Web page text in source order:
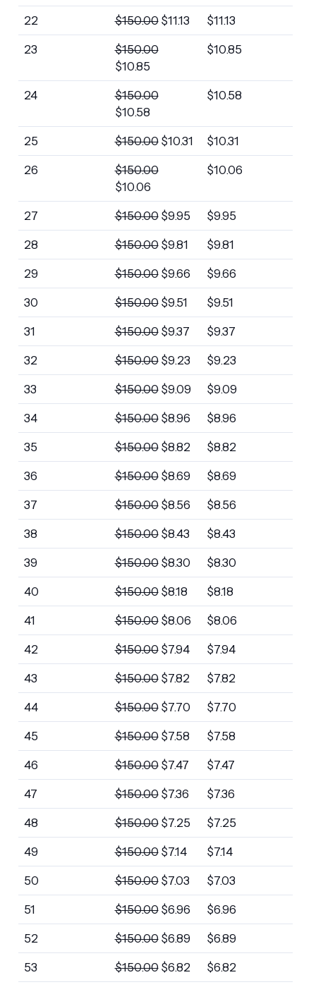
22 $150.00 $11.13 $11.13
23 $150.00
$10.85
$10.85
24 $150.00
$10.58
$10.58
25 $150.00 $10.31 $10.31
26 $150.00
$10.06
$10.06
27 $150.00 $9.95 $9.95
28 $150.00 $9.81 $9.81
29 $150.00 $9.66 $9.66
30 $150.00 $9.51 $9.51
31 $150.00 $9.37 $9.37
32 $150.00 $9.23 $9.23
33 $150.00 $9.09 $9.09
34 $150.00 $8.96 $8.96
35 $150.00 $8.82 $8.82
36 $150.00 $8.69 $8.69
37 $150.00 $8.56 $8.56
38 $150.00 $8.43 $8.43
39 $150.00 $8.30 $8.30
40 $150.00 $8.18 $8.18
41 $150.00 $8.06 $8.06
42 $150.00 $7.94 $7.94
43 $150.00 $7.82 $7.82
44 $150.00 $7.70 $7.70
45 $150.00 $7.58 $7.58
46 $150.00 $7.47 $7.47
47 $150.00 $7.36 $7.36
48 $150.00 $7.25 $7.25
49 $150.00 $7.14 $7.14
50 $150.00 $7.03 $7.03
51 $150.00 $6.96 $6.96
52 $150.00 $6.89 $6.89
53 $150.00 $6.82 $6.82